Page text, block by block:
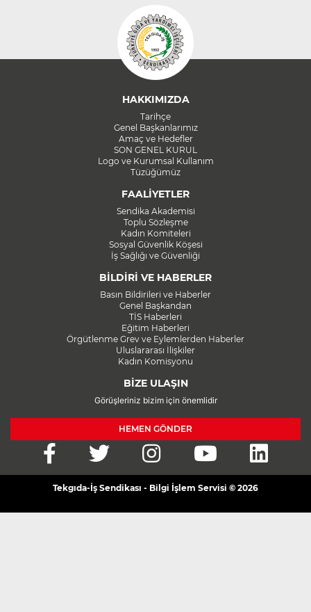
HAKKIMIZDA
Tarihçe
Genel Başkanlarımız
Amaç ve Hedefler
SON GENEL KURUL
Logo ve Kurumsal Kullanım
Tüzüğümüz
FAALİYETLER
Sendika Akademisi
Toplu Sözleşme
Kadın Komiteleri
Sosyal Güvenlik Köşesi
İş Sağlığı ve Güvenliği
BİLDİRİ VE HABERLER
Basın Bildirileri ve Haberler
Genel Başkandan
TİS Haberleri
Eğitim Haberleri
Örgütlenme Grev ve Eylemlerden Haberler
Uluslararası İlişkiler
Kadın Komisyonu
BİZE ULAŞIN
Görüşleriniz bizim için önemlidir
HEMEN GÖNDER
Tekgıda-İş Sendikası - Bilgi İşlem Servisi © 2026